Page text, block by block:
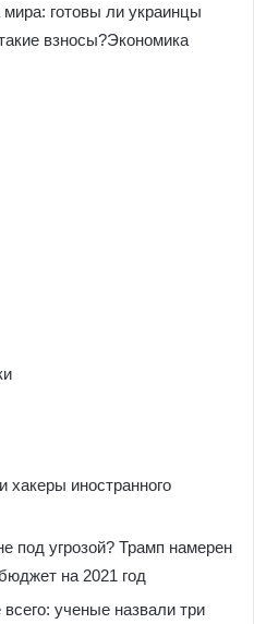
готовы ли украинцы
взносы?Экономика
иностранного
под угрозой? Трамп намерен
на 2021 год
ученые назвали три